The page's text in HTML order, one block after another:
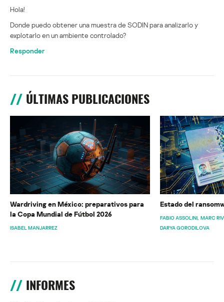
Hola!
Donde puedo obtener una muestra de SODIN para analizarlo y
explotarlo en un ambiente controlado?
Responder
ÚLTIMAS PUBLICACIONES
Wardriving en México: preparativos para
la Copa Mundial de Fútbol 2026
ISABEL MANJARREZ
Estado del
FABIO ASSOLINI MARC
DARYA GORODILOVA
INFORMES